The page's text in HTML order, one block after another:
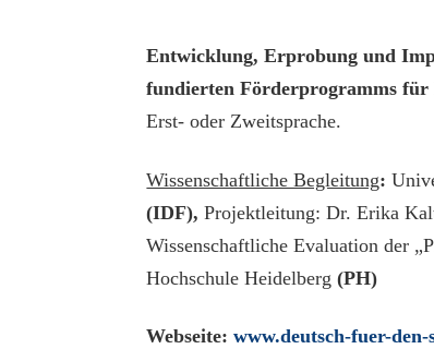
Entwicklung, Erprobung und
fundierten Förderprogramms für
Erst- oder Zweitsprache.
Wissenschaftliche Begleitung:
(IDF), Projektleitung: Dr. Erika
Wissenschaftliche Evaluation der
Hochschule Heidelberg(PH)
Webseite: www.deutsch-fuer-